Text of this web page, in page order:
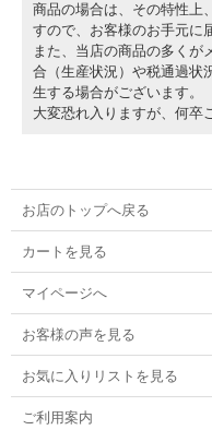
商品の場合は、その特性上
すので、お客様のお手元に
また、当店の商品の多くが
合（生産状況）や税通過状
生する場合がございます。
大変恐れ入りますが、何卒
お店のトップへ戻る
カートを見る
マイページへ
お客様の声を見る
お気に入りリストを見る
ご利用案内